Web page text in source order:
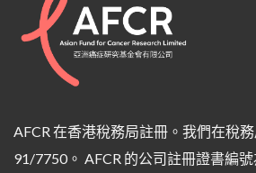
AFCR 在香港稅務局註冊。我們在稅
91/7750。 AFCR 的公司註冊證書編號